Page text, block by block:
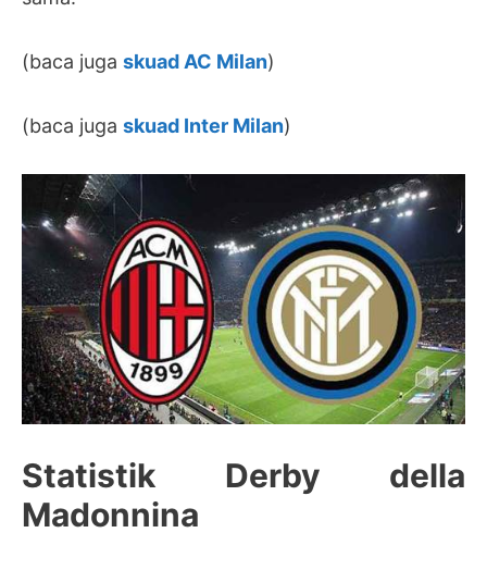
(baca juga skuad AC Milan)
(baca juga skuad Inter Milan)
Statistik Derby della
Madonnina